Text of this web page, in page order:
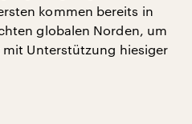
kommen bereits in
globalen Norden, um
Unterstützung hiesiger